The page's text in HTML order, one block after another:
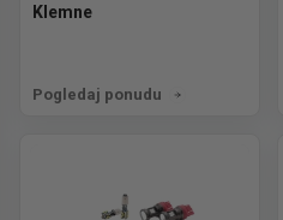
Klemne
Pogledaj ponudu